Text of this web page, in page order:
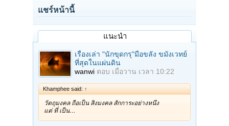
แชร์หน้านี้
แนะนำ
เรื่องเล่า "นักขุดกรุ"มือขลัง ขมังเวทย์
ที่สุดในแผ่นดิน
wanwi ตอบ เมื่อวาน เวลา 10:22
Khamphee said: ↑
วัตถุมงคล ถือเป็น สิ่งมงคล สักการะอย่างหนึ่ง
แต่ ที่ เป็น…